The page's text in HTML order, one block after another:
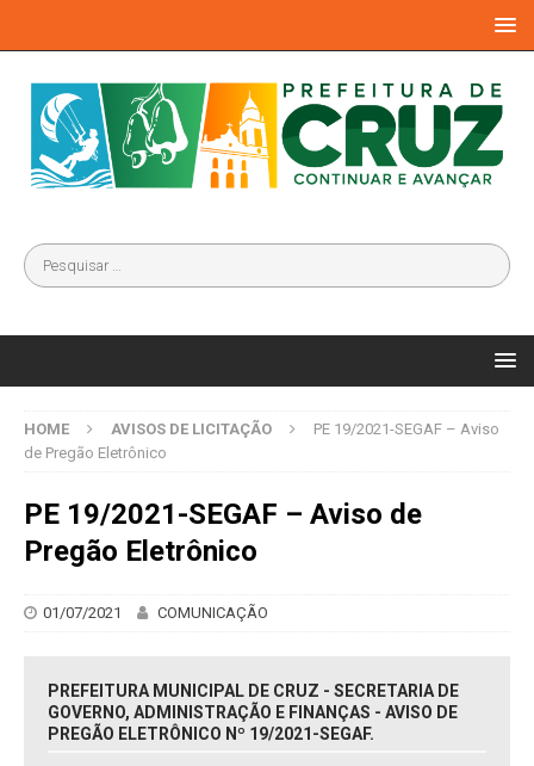
HOME AVISOS DE LICITAÇÃO
PE 19/2021-SEGAF – Aviso
de Pregão Eletrônico
PE 19/2021-SEGAF – Aviso de
Pregão Eletrônico
01/07/2021 COMUNICAÇÃO
PREFEITURA MUNICIPAL DE CRUZ - SECRETARIA DE
GOVERNO, ADMINISTRAÇÃO E FINANÇAS - AVISO DE
PREGÃO ELETRÔNICO Nº 19/2021-SEGAF.